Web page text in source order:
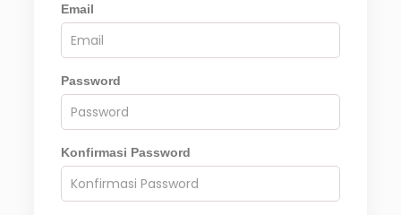
Email
Password
Konfirmasi Password